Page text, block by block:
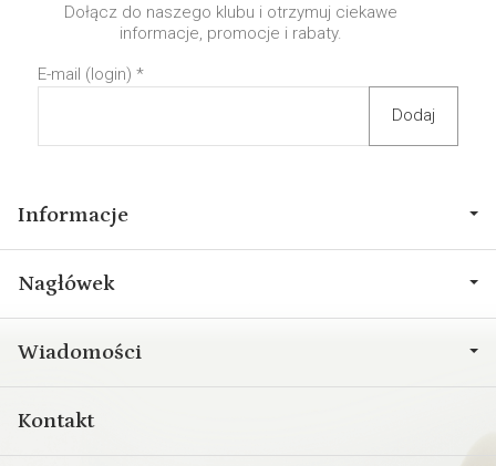
Dołącz do naszego klubu i otrzymuj ciekawe
informacje, promocje i rabaty.
E-mail (login) *
Informacje
Nagłówek
Wiadomości
Kontakt